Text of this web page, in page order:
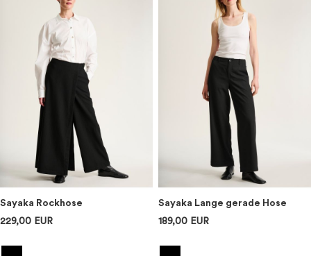
Sayaka Rockhose
229,00 EUR
Sayaka Lange gerade Hose
189,00 EUR